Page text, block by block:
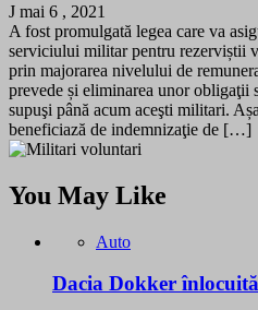
J mai 6 , 2021
A fost promulgată legea care va
serviciului militar pentru rezerviștii
prin majorarea nivelului de
prevede și eliminarea unor obligaţii
supuşi până acum aceşti militari.
beneficiază de indemnizaţie de […]
You May Like
Auto
Dacia Dokker